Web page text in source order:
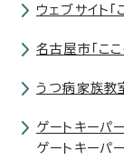
ウェブサイト
名古屋市「こ
うつ病家族教
ゲートキーパ
ゲートキーパ